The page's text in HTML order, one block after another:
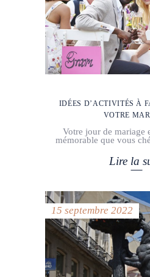
IDÉES D’ACTIVITÉS À
VOTRE
Votre jour de mariage
mémorable que vous
Lire la
15 septembre 2022